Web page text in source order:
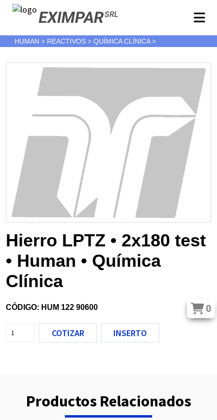
EXIMPARSRL
HUMAN > REACTIVOS > QUÍMICA CLÍNICA >
Hierro LPTZ • 2x180 test
• Human • Química
Clínica
CÓDIGO: HUM 122 90600
COTIZAR INSERTO
Productos Relacionados
0